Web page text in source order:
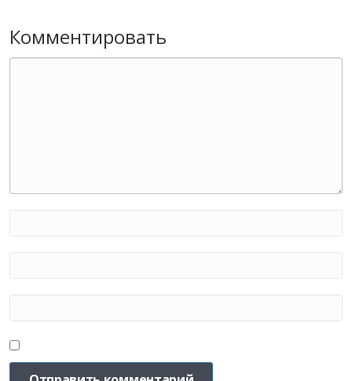
Комментировать